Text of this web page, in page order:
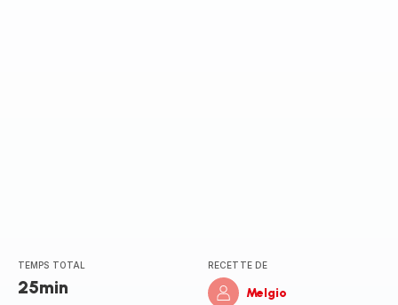
TEMPS TOTAL
25min
RECETTE DE
Melgio